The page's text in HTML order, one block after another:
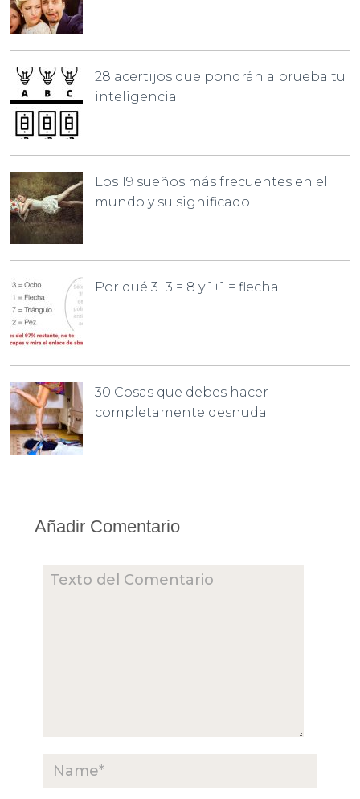
28 acertijos que pondrán a prueba tu
inteligencia
Los 19 sueños más frecuentes en el
mundo y su significado
Por qué 3+3 = 8 y 1+1 = flecha
30 Cosas que debes hacer
completamente desnuda
Añadir Comentario